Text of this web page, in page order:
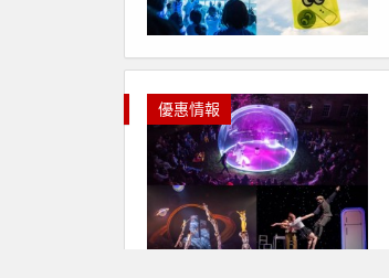
優惠情報